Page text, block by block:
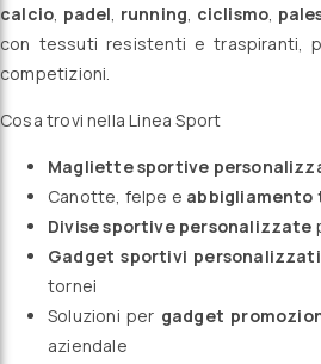
calcio padel running ciclismo
con tessuti resistenti e traspiranti,
competizioni.
Cosa trovi nella Linea Sport
Magliette sportive
Canotte, felpe e
Divise sportive personalizzate
Gadget sportivi personalizzati
tornei
Soluzioni per gadget
aziendale